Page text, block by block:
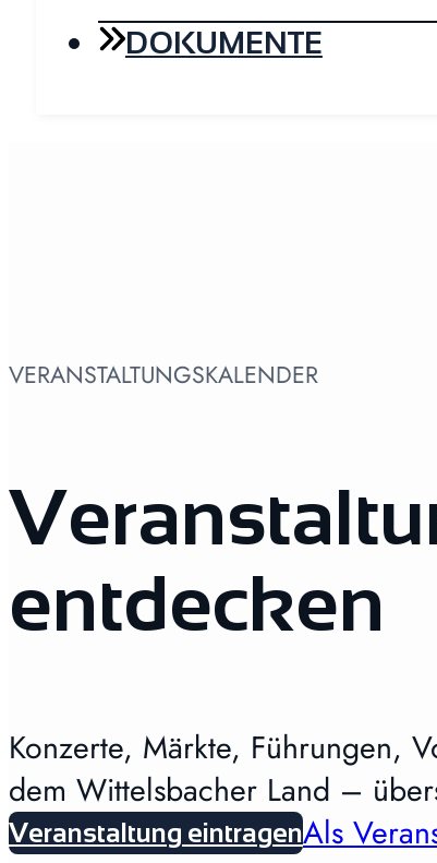
DOKUMENTE
VERANSTALTUNGSKALENDER
entdecken
Konzerte, Märkte, Führungen,
dem Wittelsbacher Land –
Veranstaltung eintragenAls